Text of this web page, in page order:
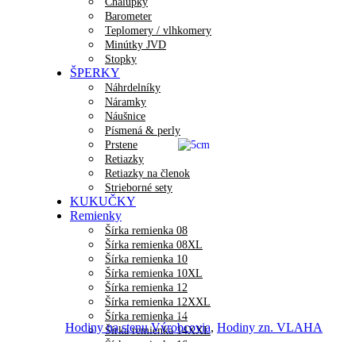
Barometer
Teplomery / vlhkomery
Minútky JVD
Stopky
ŠPERKY
Náhrdelníky
Náramky
Náušnice
Písmená & perly
Prstene
Retiazky
Retiazky na členok
Strieborné sety
KUKUČKY
Remienky
Šírka remienka 08
Šírka remienka 08XL
Šírka remienka 10
Šírka remienka 10XL
Šírka remienka 12
Šírka remienka 12XXL
Šírka remienka 14
Šírka remienka 14XXL
Náhľad
Hodiny na stenu Výrobcovia, Hodiny zn. VLAHA